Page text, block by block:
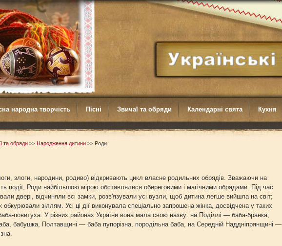
народна творчість Пісні Звичаї та обряди Календарні свята Кухня
та обряди >> Народження дитини >> Роди
злоги, народини, родиво) відкривають цикл власне родильних обрядів. Зважаючи на
події, Роди найбільшою мірою обставлялися обереговими і магічними обрядами. Під час
двері, відчиняли всі замки, розв'язували усі вузли, щоб дитина легше вийшла на світ;
зіллям. Усі ці дії виконувала спеціально запрошена жінка, досвідчена у таких
повитуха. У різних районах України вона мала свою назву: на Поділлі — баба-бранка,
бабушка, Полтавщині — баба пупорізна, породільна баба, на Середній Наддніпрянщині —